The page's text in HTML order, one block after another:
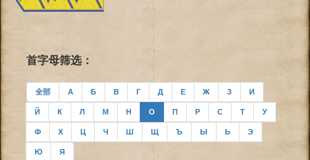
首字母筛选：
全部 А Б В Г Д Е Ж З И
Й К Л М Н О П Р С Т У
Ф Х Ц Ч Ш Щ Ъ Ы Ь Э
Ю Я